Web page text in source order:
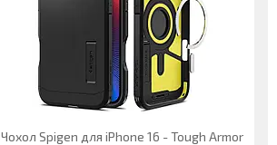
Чохол Spigen для iPhone 16 - Tough Armor